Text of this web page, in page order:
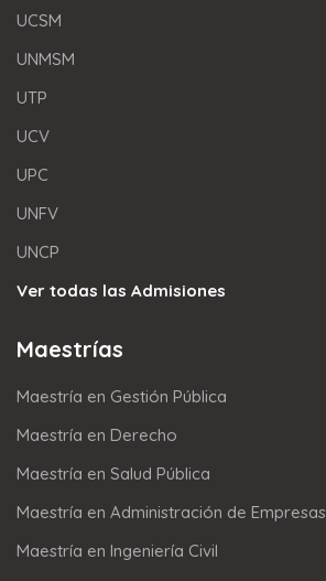
UCSM
UNMSM
UTP
UCV
UPC
UNFV
UNCP
Ver todas las Admisiones
Maestrías
Maestría en Gestión Pública
Maestría en Derecho
Maestría en Salud Pública
Maestría en Administración de Empresas
Maestría en Ingeniería Civil